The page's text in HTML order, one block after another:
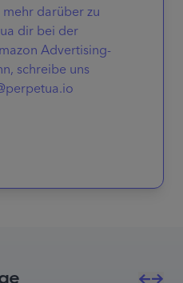
darüber zu
dir bei der
Advertising-
schreibe uns